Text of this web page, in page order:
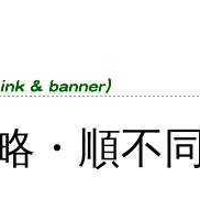
・順不同